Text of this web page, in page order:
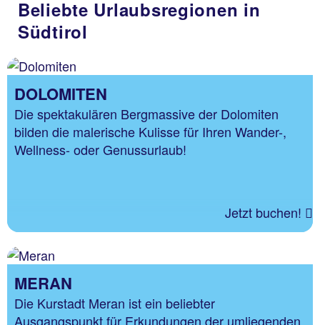
Beliebte Urlaubsregionen in
Südtirol
DOLOMITEN
Die spektakulären Bergmassive der Dolomiten
bilden die malerische Kulisse für Ihren Wander-,
Wellness- oder Genussurlaub!
Jetzt buchen!
MERAN
Die Kurstadt Meran ist ein beliebter
Ausgangspunkt für Erkundungen der umliegenden